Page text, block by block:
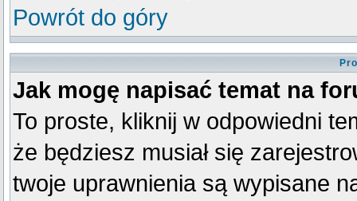
Powrót do góry
Jak mogę napisać temat na
To proste, kliknij w odpowiedni
że będziesz musiał się
twoje uprawnienia są wypisane